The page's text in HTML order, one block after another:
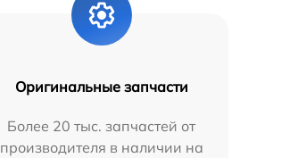
Оригинальные запчасти
Более 20 тыс. запчастей от
производителя в наличии на